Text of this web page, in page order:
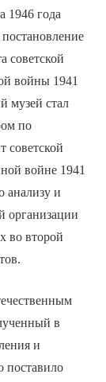
1946 года
советской
войны 1941
музей стал
по
советской
войне 1941
анализу и
организации
во второй
в
и
поставило